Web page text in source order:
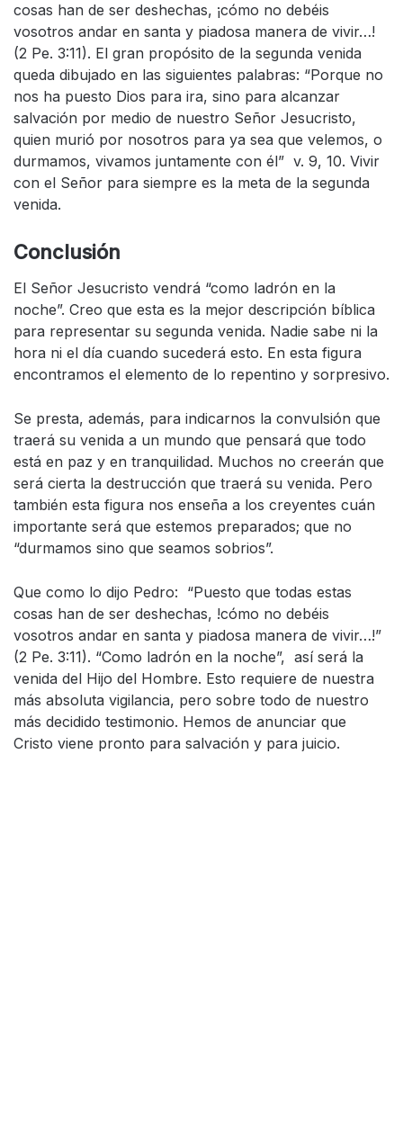
cosas han de ser deshechas, ¡cómo no debéis
vosotros andar en santa y piadosa manera de vivir…!
(2 Pe. 3:11). El gran propósito de la segunda venida
queda dibujado en las siguientes palabras: “Porque no
nos ha puesto Dios para ira, sino para alcanzar
salvación por medio de nuestro Señor Jesucristo,
quien murió por nosotros para ya sea que velemos, o
durmamos, vivamos juntamente con él” v. 9, 10. Vivir
con el Señor para siempre es la meta de la segunda
venida.
Conclusión
El Señor Jesucristo vendrá “como ladrón en la
noche”. Creo que esta es la mejor descripción bíblica
para representar su segunda venida. Nadie sabe ni la
hora ni el día cuando sucederá esto. En esta figura
encontramos el elemento de lo repentino y sorpresivo.
Se presta, además, para indicarnos la convulsión que
traerá su venida a un mundo que pensará que todo
está en paz y en tranquilidad. Muchos no creerán que
será cierta la destrucción que traerá su venida. Pero
también esta figura nos enseña a los creyentes cuán
importante será que estemos preparados; que no
“durmamos sino que seamos sobrios”.
Que como lo dijo Pedro: “Puesto que todas estas
cosas han de ser deshechas, !cómo no debéis
vosotros andar en santa y piadosa manera de vivir…!”
(2 Pe. 3:11). “Como ladrón en la noche”, así será la
venida del Hijo del Hombre. Esto requiere de nuestra
más absoluta vigilancia, pero sobre todo de nuestro
más decidido testimonio. Hemos de anunciar que
Cristo viene pronto para salvación y para juicio.